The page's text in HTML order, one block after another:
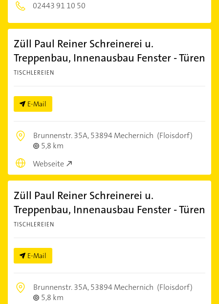
02443 91 10 50
Züll Paul Reiner Schreinerei u.
Treppenbau, Innenausbau Fenster - Türen
TISCHLEREIEN
E-Mail
Brunnenstr. 35A,53894 Mechernich (Floisdorf)
5,8 km
Webseite
Züll Paul Reiner Schreinerei u.
Treppenbau, Innenausbau Fenster - Türen
TISCHLEREIEN
E-Mail
Brunnenstr. 35A,53894 Mechernich (Floisdorf)
5,8 km